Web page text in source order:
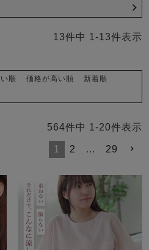
冬
パジャマ
新着商品
一覧はこちら
新着商品
一覧はこちら
かぶり スリーパー
羽織・バスロ
13件中 1 -13件表示
順 価格が高い順
新着順
564件中 1 -20件表示
1 2 … 29